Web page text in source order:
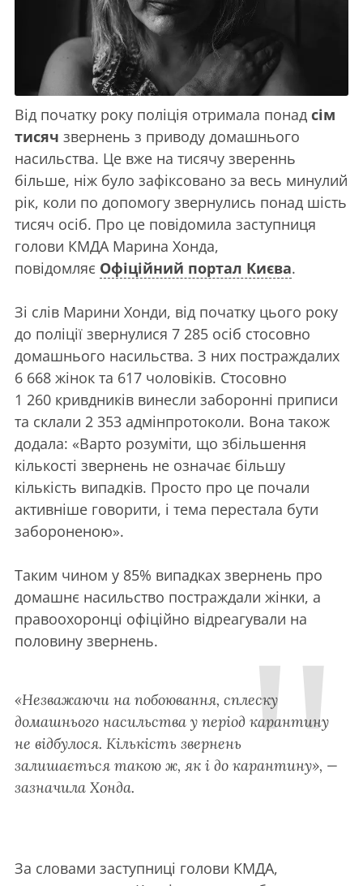
Від початку року поліція отримала понад сім
тисяч звернень з приводу домашнього
насильства. Це вже на тисячу звереннь
більше, ніж було зафіксовано за весь минулий
рік, коли по допомогу звернулись понад шість
тисяч осіб. Про це повідомила заступниця
голови КМДА Марина Хонда,
повідомляє Офіційний портал Києва.
Зі слів Марини Хонди, від початку цього року
до поліції звернулися 7 285 осіб стосовно
домашнього насильства. З них постраждалих
6 668 жінок та 617 чоловіків. Стосовно
1 260 кривдників винесли заборонні приписи
та склали 2 353 адмінпротоколи. Вона також
додала: «Варто розуміти, що збільшення
кількості звернень не означає більшу
кількість випадків. Просто про це почали
активніше говорити, і тема перестала бути
забороненою».
Таким чином у 85% випадках звернень про
домашнє насильство постраждали жінки, а
правоохоронці офіційно відреагували на
половину звернень.
«Незважаючи на побоювання, сплеску
домашнього насильства у період карантину
не відбулося. Кількість звернень
залишається такою ж, як і до карантину», —
зазначила Хонда.
За словами заступниці голови КМДА,